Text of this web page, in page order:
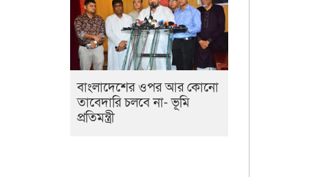
বাংলাদেশের ওপর আর কোনো
তাবেদারি চলবে না- ভূমি
প্রতিমন্ত্রী